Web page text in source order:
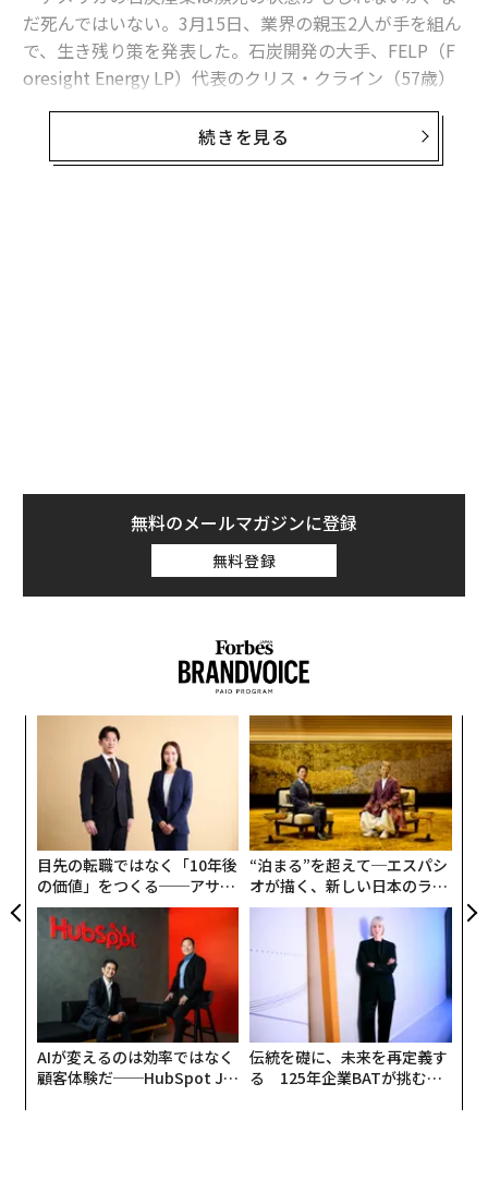
だ死んではいない。3月15日、業界の親玉2人が手を組ん
で、生き残り策を発表した。石炭開発の大手、FELP（F
oresight Energy LP）代表のクリス・クライン（57歳）
続きを見る
無料のメールマガジンに登録
無料登録
目先の転職ではなく「10年後
の価値」をつくる──アサイ
ンの長期伴走型支援とは
“泊まる”を超えて─エスパシ
オが描く、新しい日本のラグ
ジュアリー（中編）
AIが変えるのは効率ではなく
顧客体験だ──HubSpot Ja
伝統を礎に、未来を再定義す
る 125年企業BATが挑むス